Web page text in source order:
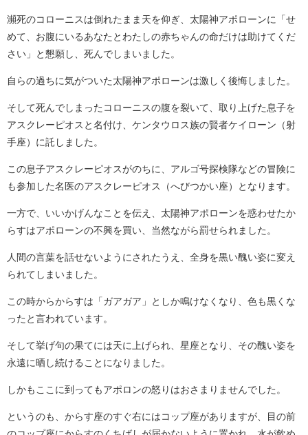
瀕死のコローニスは倒れたまま天を仰ぎ、太陽神アポローンに「せ
めて、お腹にいるあなたとわたしの赤ちゃんの命だけは助けてくだ
さい」と懇願し、死んでしまいました。
自らの過ちに気がついた太陽神アポローンは激しく後悔しました。
そして死んでしまったコローニスの腹を裂いて、取り上げた息子を
アスクレーピオスと名付け、ケンタウロス族の賢者ケイローン（射
手座）に託しました。
この息子アスクレーピオスがのちに、アルゴ号探検隊などの冒険に
も参加した名医のアスクレーピオス（へびつかい座）となります。
一方で、いいかげんなことを伝え、太陽神アポローンを惑わせたか
らすはアポローンの不興を買い、当然ながら罰せられました。
人間の言葉を話せないようにされたうえ、全身を黒い醜い姿に変え
られてしまいました。
この時からからすは「ガアガア」としか鳴けなくなり、色も黒くな
ったと言われています。
そして挙げ句の果てには天に上げられ、星座となり、その醜い姿を
永遠に晒し続けることになりました。
しかもここに到ってもアポロンの怒りはおさまりませんでした。
というのも、からす座のすぐ右にはコップ座がありますが、目の前